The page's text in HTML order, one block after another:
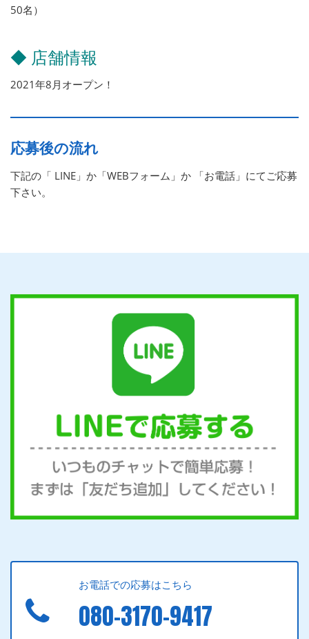
50名）
◆ 店舗情報
2021年8月オープン！
応募後の流れ
下記の「 LINE」か「WEBフォーム」か 「お電話」にてご応募
下さい。
お電話での応募はこちら
080-3170-9417